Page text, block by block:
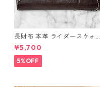
長財布 本革 ライダースウォレ
ット 国産 ヌメ革 ブラウン バ
ングラデシュ l175 レザー 革財
布 ハンドメイド 経年変化
¥5,700
5%OFF